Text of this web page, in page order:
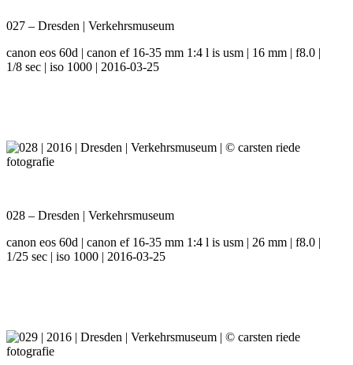
027 – Dresden | Verkehrsmuseum
canon eos 60d | canon ef 16-35 mm 1:4 l is usm | 16 mm | f8.0 |
1/8 sec | iso 1000 | 2016-03-25
028 – Dresden | Verkehrsmuseum
canon eos 60d | canon ef 16-35 mm 1:4 l is usm | 26 mm | f8.0 |
1/25 sec | iso 1000 | 2016-03-25